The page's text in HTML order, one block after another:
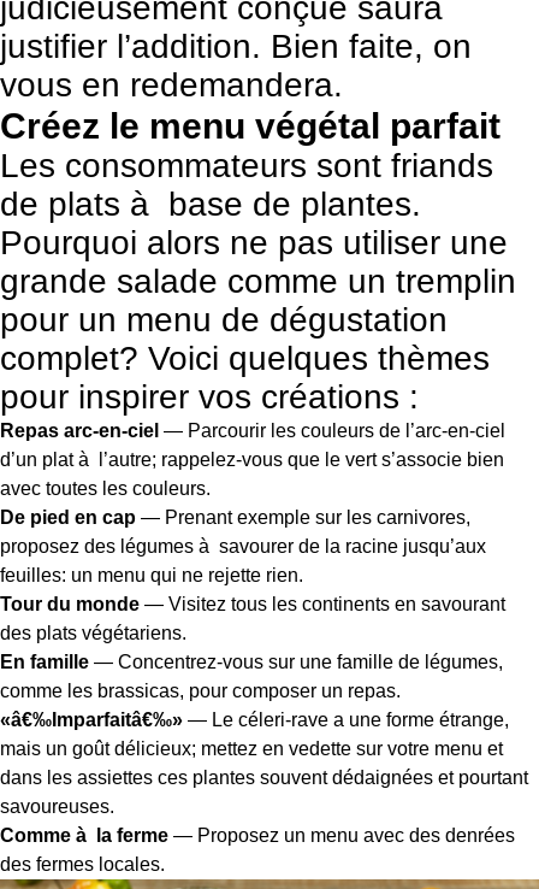
judicieusement conçue saura
justifier l’addition. Bien faite, on
vous en redemandera.
Créez le menu végétal parfait
Les consommateurs sont friands
de plats à base de plantes.
Pourquoi alors ne pas utiliser une
grande salade comme un tremplin
pour un menu de dégustation
complet? Voici quelques thèmes
pour inspirer vos créations :
Repas arc-en-ciel — Parcourir les couleurs de l’arc-en-ciel
d’un plat à l’autre; rappelez-vous que le vert s’associe bien
avec toutes les couleurs.
De pied en cap — Prenant exemple sur les carnivores,
proposez des légumes à savourer de la racine jusqu’aux
feuilles: un menu qui ne rejette rien.
Tour du monde — Visitez tous les continents en savourant
des plats végétariens.
En famille — Concentrez-vous sur une famille de légumes,
comme les brassicas, pour composer un repas.
«â€‰Imparfaitâ€‰» — Le céleri-rave a une forme étrange,
mais un goût délicieux; mettez en vedette sur votre menu et
dans les assiettes ces plantes souvent dédaignées et pourtant
savoureuses.
Comme à la ferme — Proposez un menu avec des denrées
des fermes locales.